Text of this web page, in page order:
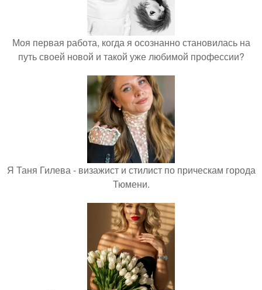
Моя первая работа, когда я осознанно становилась на
путь своей новой и такой уже любимой профессии?
Я Таня Гилева - визажист и стилист по прическам города
Тюмени.